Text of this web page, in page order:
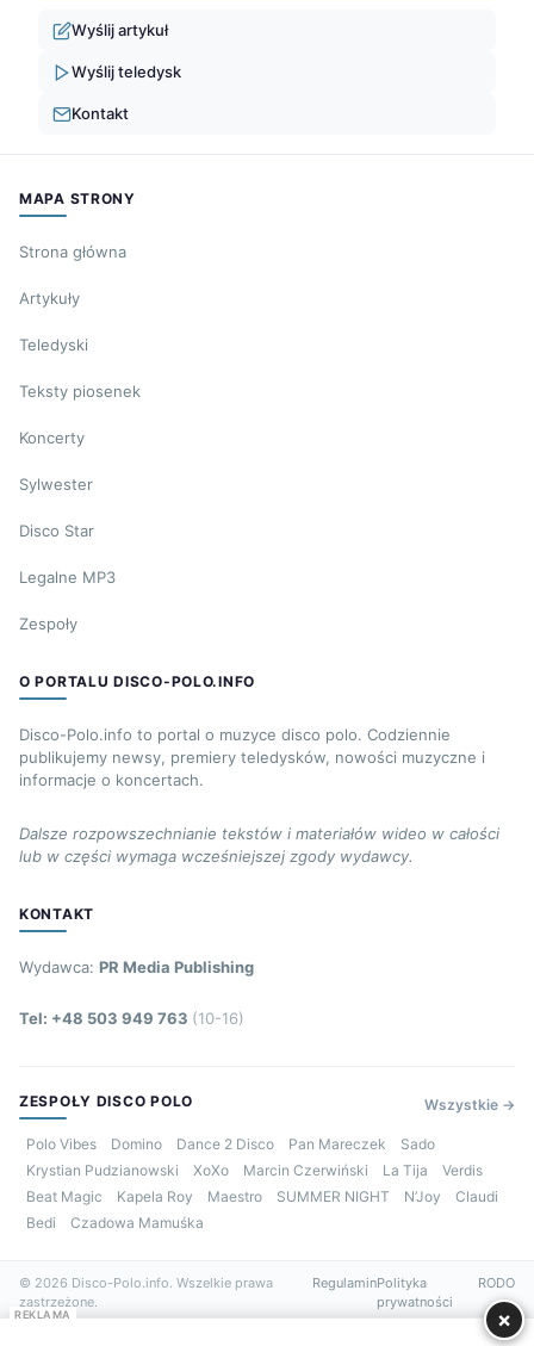
Wyślij artykuł
Wyślij teledysk
Kontakt
MAPA STRONY
Strona główna
Artykuły
Teledyski
Teksty piosenek
Koncerty
Sylwester
Disco Star
Legalne MP3
Zespoły
O PORTALU DISCO-POLO.INFO
Disco-Polo.info to portal o muzyce disco polo. Codziennie
publikujemy newsy, premiery teledysków, nowości muzyczne i
informacje o koncertach.
Dalsze rozpowszechnianie tekstów i materiałów wideo w całości
lub w części wymaga wcześniejszej zgody wydawcy.
KONTAKT
Wydawca: PR Media Publishing
Tel: +48 503 949 763 (10-16)
ZESPOŁY DISCO POLO Wszystkie →
Polo Vibes Domino Dance 2 Disco Pan Mareczek
Sado
Krystian Pudzianowski
XoXo Marcin Czerwiński La Tija
Verdis
Beat Magic
Kapela Roy Maestro SUMMER NIGHT N’Joy
Claudi
Bedi
Czadowa Mamuśka
© 2026 Disco-Polo.info. Wszelkie prawa
zastrzeżone.
RegulaminPolityka
prywatności
RODO
REKLAMA ×